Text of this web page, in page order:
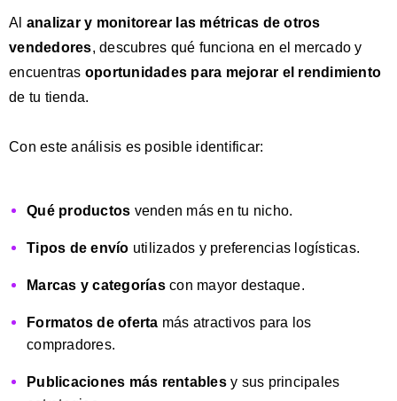
Al analizar y monitorear las métricas de otros
vendedores, descubres qué funciona en el mercado y
encuentras oportunidades para mejorar el rendimiento
de tu tienda.
Con este análisis es posible identificar:
Qué productos venden más en tu nicho.
Tipos de envío utilizados y preferencias logísticas.
Marcas y categoríascon mayor destaque.
Formatos de oferta más atractivos para los
compradores.
Publicaciones más rentablesy sus principales